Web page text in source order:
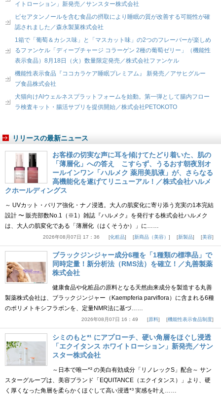
イトローション」新発売／サンスター株式会社
ピセアタンノールを含む食品の摂取により睡眠の質が改善する可能性が確
認されました／森永製菓株式会社
1箱で「葡萄＆カシス味」と「マスカット味」の2つのフレーバーが楽しめ
るファンケル「ディープチャージ コラーゲン 2種の葡萄ゼリー」（機能性
表示食品）8月18日（火）数量限定発売／株式会社ファンケル
機能性表示食品『ココカラケア睡眠プレミアム』 新発売／アサヒグルー
プ食品株式会社
犬猫向けAIウェルネスプラットフォームを始動。第一弾として腸内フロー
ラ検査キット・腸活サプリを提供開始／株式会社PETOKOTO
リリースの最新ニュース
お客様の切実な声に耳を傾けてたどり着いた、肌の
「薄層化」への答え こすらず、うるおす朝夜別オ
ールインワン「ハルメク 薬用美肌液」が、さらなる
高機能化を遂げてリニューアル！／株式会社ハルメ
クホールディングス
～ UVカット・バリア強化・ナノ浸透。大人の肌変化に寄り添う充実の1本完結
設計 〜 販売部数No.1（※1）雑誌『ハルメク』を発行する株式会社ハルメク
は、大人の肌変化である「薄層化（はくそうか）」に……
2026年08月07日 17：36 化粧品 新商品（美容） 新製品 美容
ブラックジンジャー成分6種を「1種類の標準品」で
同時定量！新分析法（RMS法）を確立！／丸善製薬
株式会社
健康食品や化粧品の原料となる天然由来成分を製造する丸善
製薬株式会社は、ブラックジンジャー（Kaempferia parviflora）に含まれる6種
のポリメトキシフラボンを、定量NMR法に基づ……
2026年08月07日 16：49 原料 機能性表示食品制度
シミのもと*¹ にアプローチ、硬い角層をほぐし浸透
「エクイタンス ホワイトローション」新発売／サン
スター株式会社
～日本で唯一*² の美白有効成分「リノレックS」配合～ サン
スターグループは、美容ブランド「EQUITANCE（エクイタンス）」より、硬
く厚くなった角層を柔らかくほぐして高い浸透*³ 実感を叶え……